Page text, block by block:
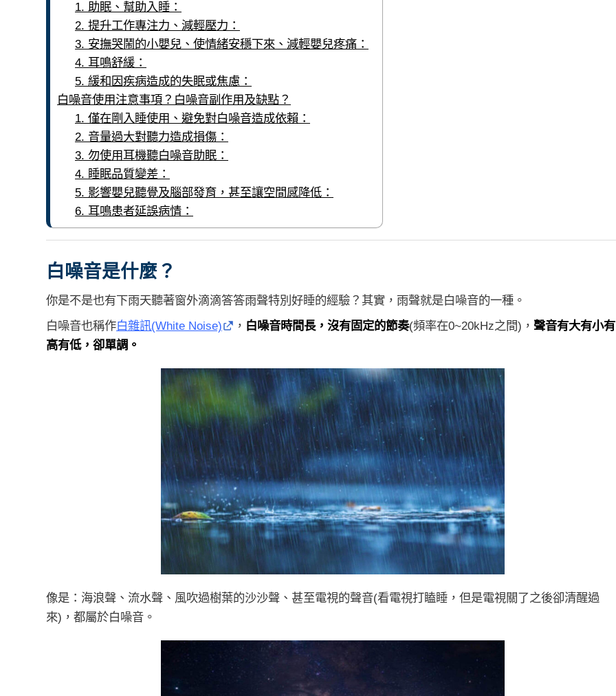
1. 助眠、幫助入睡：
2. 提升工作專注力、減輕壓力：
3. 安撫哭鬧的小嬰兒、使情緒安穩下來、減輕嬰兒疼痛：
4. 耳鳴舒緩：
5. 緩和因疾病造成的失眠或焦慮：
白噪音使用注意事項？白噪音副作用及缺點？
1. 僅在剛入睡使用、避免對白噪音造成依賴：
2. 音量過大對聽力造成損傷：
3. 勿使用耳機聽白噪音助眠：
4. 睡眠品質變差：
5. 影響嬰兒聽覺及腦部發育，甚至讓空間感降低：
6. 耳鳴患者延誤病情：
白噪音是什麼？
你是不是也有下雨天聽著窗外滴滴答答雨聲特別好睡的經驗？其實，雨聲就是白噪音的一種。
白噪音也稱作白雜訊(White Noise) ， 白噪音時間長，沒有固定的節奏(頻率在0~20kHz之間)，聲音有大有小有
高有低，卻單調。
像是：海浪聲、流水聲、風吹過樹葉的沙沙聲、甚至電視的聲音(看電視打瞌睡，但是電視關了之後卻清醒過
來)，都屬於白噪音。